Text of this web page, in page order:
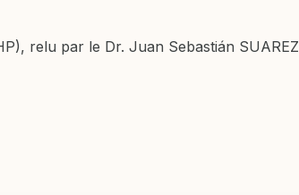
relu par le Dr. Juan Sebastián SUAREZ